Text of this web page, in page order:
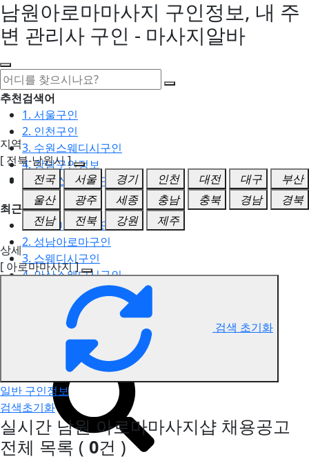
남원아로마마사지 구인정보, 내 주
변 관리사 구인 - 마사지알바
추천검색어
1. 서울구인
2. 인천구인
3. 수원스웨디시구인
4. 강남구인정보
5. 동탄스웨디시구인
최근검색어
1. 일산마사지구인
2. 성남아로마구인
3. 스웨디시구인
4. 안산스웨디시구인
5. 아로마구인
남원 아로마마사지 구인정보
지역
[ 전북-남원시 ]
전국
서울 경기 인천 대전 대구
부산
울산
광주 세종 충남 충북 경남
경북
전남
전북 강원
제주
상세
[ 아로마마사지 ]
검색 초기화
일반 구인정보
검색초기화
실시간 남원 아로마마사지샵 채용공고
전체 목록 ( 0건 )